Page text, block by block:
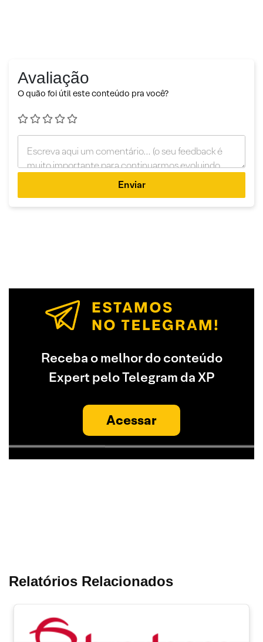
Avaliação
O quão foi útil este conteúdo pra você?
Enviar
Receba o melhor do conteúdo
Expert pelo Telegram da XP
Acessar
Relatórios Relacionados